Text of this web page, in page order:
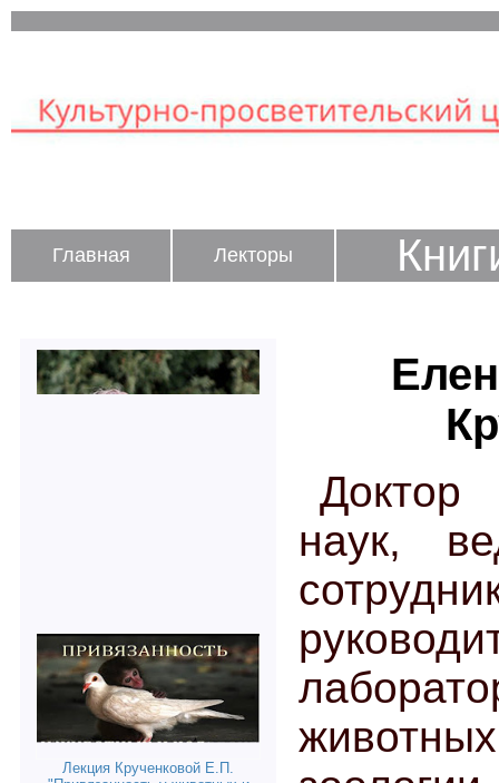
Главная Лекторы
Лекция Крученковой Е.П.
Доктор
наук,